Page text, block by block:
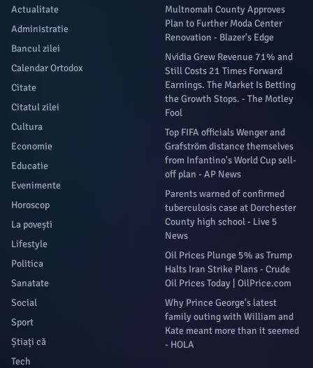
Actualitate
Administratie
Bancul zilei
Calendar Ortodox
Citate
Citatul zilei
Cultura
Economie
Educatie
Evenimente
Horoscop
La povești
Lifestyle
Politica
Sanatate
Social
Sport
Știați că
Tech
Multnomah County Approves
Plan to Further Moda Center
Renovation - Blazer's Edge
Nvidia Grew Revenue 71% and
Still Costs 21 Times Forward
Earnings. The Market Is Betting
the Growth Stops. - The Motley
Fool
Top FIFA officials Wenger and
Grafström distance themselves
from Infantino's World Cup sell-
off plan - AP News
Parents warned of confirmed
tuberculosis case at Dorchester
County high school - Live 5
News
Oil Prices Plunge 5% as Trump
Halts Iran Strike Plans - Crude
Oil Prices Today | OilPrice.com
Why Prince George's latest
family outing with William and
Kate meant more than it seemed
- HOLA